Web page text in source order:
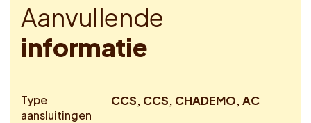
Aanvullende
informatie
Type
aansluitingen
CCS, CCS, CHADEMO, AC